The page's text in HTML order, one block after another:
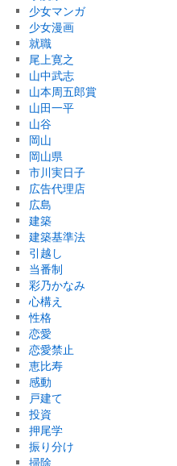
少女マンガ
少女漫画
就職
尾上寛之
山中武志
山本周五郎賞
山田一平
山谷
岡山
岡山県
市川実日子
広告代理店
広島
建築
建築基準法
引越し
当番制
彩乃かなみ
心構え
性格
恋愛
恋愛禁止
恵比寿
感動
戸建て
投資
押尾学
振り分け
掃除